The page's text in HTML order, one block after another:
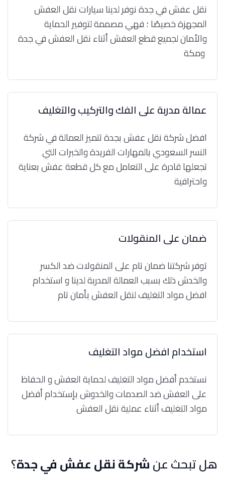
نقل عفش في جدة نوفر لدينا سيارات نقل العفش
المجهزة خصيصًا ؛ فهي مصممة لتوفير الحماية
والأمان لجميع قطع العفش أثناء نقل العفش في جدة
عمالة مدربة على الفك والتركيب والتغليف
افضل شركة نقل عفش بجدة تتميز العمالة في شركة
النسر السعودي بالمهارات الفريدة والخبرات التي
تجعلها قادرة على التعامل مع كل قطعة عفش بعناية
واحترافية
ضمان على المنقولات
توفر شركتنا ضمان تام على المنقولات ضد الكسر
والخدش ذلك بسبب العمالة المدربة لدينا و استخدام
افضل مواد التغليف لنقل العفش بأمان تام
استخدام افضل مواد التغليف
نستخدم أفضل مواد التغليف لحماية العفش و الحفاظ
على العفش ضد الصدمات والخدوش بإستخدام أفضل
مواد التغليف أثناء عملية نقل العفش
هل تبحث عنشركة نقل عفش في جدة؟